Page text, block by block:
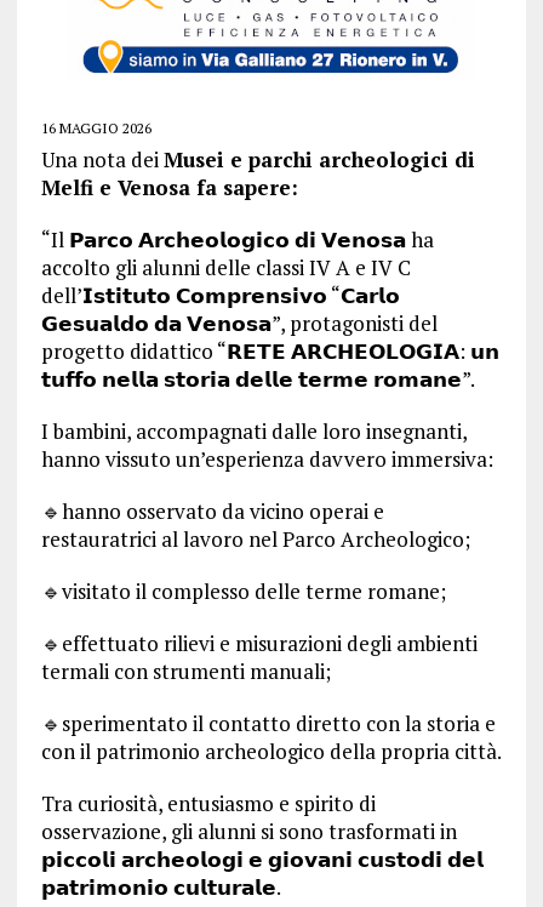
16 MAGGIO 2026
Una nota deiMusei e parchi archeologici di
Melfi e Venosa fa sapere:
“Il 𝗣𝗮𝗿𝗰𝗼 𝗔𝗿𝗰𝗵𝗲𝗼𝗹𝗼𝗴𝗶𝗰𝗼 𝗱𝗶 𝗩𝗲𝗻𝗼𝘀𝗮 ha
accolto gli alunni delle classi IV A e IV C
dell’𝗜𝘀𝘁𝗶𝘁𝘂𝘁𝗼 𝗖𝗼𝗺𝗽𝗿𝗲𝗻𝘀𝗶𝘃𝗼 “𝗖𝗮𝗿𝗹𝗼
𝗚𝗲𝘀𝘂𝗮𝗹𝗱𝗼 𝗱𝗮 𝗩𝗲𝗻𝗼𝘀𝗮”, protagonisti del
progetto didattico “𝗥𝗘𝗧𝗘 𝗔𝗥𝗖𝗛𝗘𝗢𝗟𝗢𝗚𝗜𝗔: 𝘂𝗻
𝘁𝘂𝗳𝗳𝗼 𝗻𝗲𝗹𝗹𝗮 𝘀𝘁𝗼𝗿𝗶𝗮 𝗱𝗲𝗹𝗹𝗲 𝘁𝗲𝗿𝗺𝗲 𝗿𝗼𝗺𝗮𝗻𝗲”.
I bambini, accompagnati dalle loro insegnanti,
hanno vissuto un’esperienza davvero immersiva:
🔹hanno osservato da vicino operai e
restauratrici al lavoro nel Parco Archeologico;
🔹visitato il complesso delle terme romane;
🔹effettuato rilievi e misurazioni degli ambienti
termali con strumenti manuali;
🔹sperimentato il contatto diretto con la storia e
con il patrimonio archeologico della propria città.
Tra curiosità, entusiasmo e spirito di
osservazione, gli alunni si sono trasformati in
𝗽𝗶𝗰𝗰𝗼𝗹𝗶 𝗮𝗿𝗰𝗵𝗲𝗼𝗹𝗼𝗴𝗶 𝗲 𝗴𝗶𝗼𝘃𝗮𝗻𝗶 𝗰𝘂𝘀𝘁𝗼𝗱𝗶 𝗱𝗲𝗹
𝗽𝗮𝘁𝗿𝗶𝗺𝗼𝗻𝗶𝗼 𝗰𝘂𝗹𝘁𝘂𝗿𝗮𝗹𝗲.